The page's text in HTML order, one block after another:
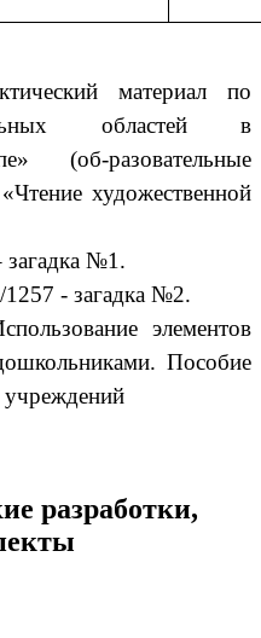
материал по
областей в
(об-разовательные
художественной
№1.
- загадка №2.
элементов
Пособие
учреждений
разработки,